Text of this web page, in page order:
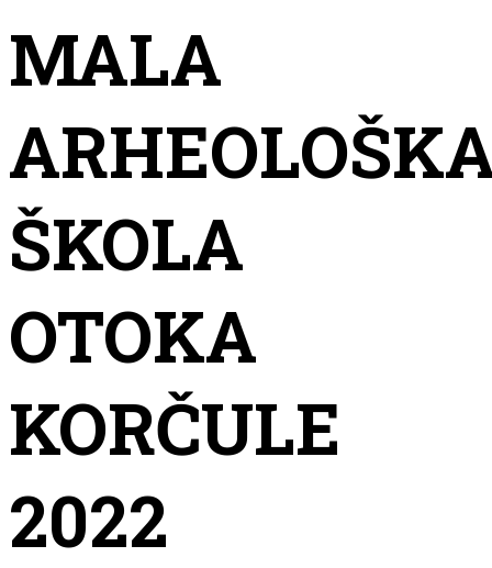
MALA
ŠKOLA
OTOKA
KORČULE
2022